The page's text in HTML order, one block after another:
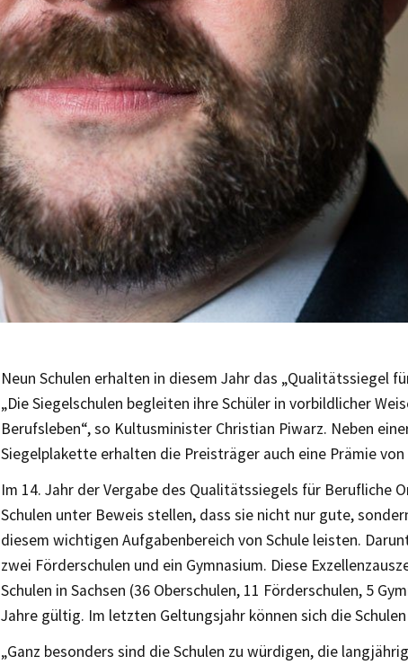
Neun Schulen erhalten in diesem Jahr das „Qualitätssiegel
„Die Siegelschulen begleiten ihre Schüler in vorbildlicher
Berufsleben“, so Kultusminister Christian Piwarz. Neben
Siegelplakette erhalten die Preisträger auch eine Prämie von
Im 14. Jahr der Vergabe des Qualitätssiegels für Berufliche
Schulen unter Beweis stellen, dass sie nicht nur gute,
diesem wichtigen Aufgabenbereich von Schule leisten.
zwei Förderschulen und ein Gymnasium. Diese
Schulen in Sachsen (36 Oberschulen, 11 Förderschulen, 5
Jahre gültig. Im letzten Geltungsjahr können sich die
„Ganz besonders sind die Schulen zu würdigen, die